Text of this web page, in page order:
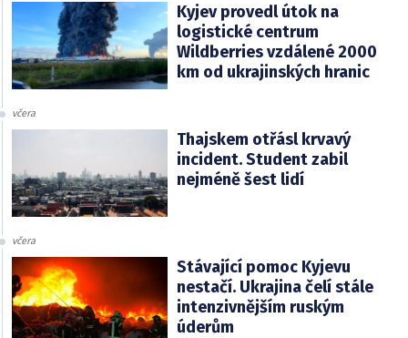
Kyjev provedl útok na
logistické centrum
Wildberries vzdálené 2000
km od ukrajinských hranic
včera
Thajskem otřásl krvavý
incident. Student zabil
nejméně šest lidí
včera
Stávající pomoc Kyjevu
nestačí. Ukrajina čelí stále
intenzivnějším ruským
úderům